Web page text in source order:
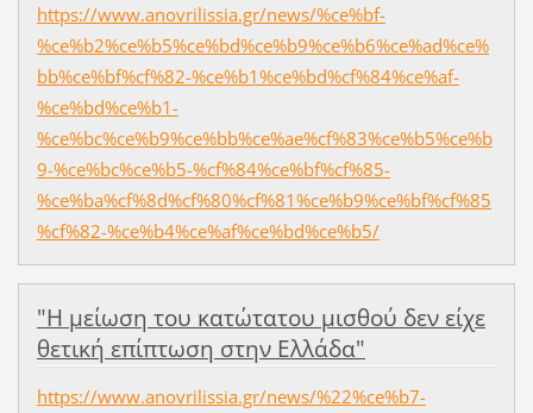
https://www.anovrilissia.gr/news/%ce%bf-
%ce%b2%ce%b5%ce%bd%ce%b9%ce%b6%ce%ad%ce%
bb%ce%bf%cf%82-%ce%b1%ce%bd%cf%84%ce%af-
%ce%bd%ce%b1-
%ce%bc%ce%b9%ce%bb%ce%ae%cf%83%ce%b5%ce%b
9-%ce%bc%ce%b5-%cf%84%ce%bf%cf%85-
%ce%ba%cf%8d%cf%80%cf%81%ce%b9%ce%bf%cf%85
%cf%82-%ce%b4%ce%af%ce%bd%ce%b5/
"Η μείωση του κατώτατου μισθού δεν είχε
θετική επίπτωση στην Ελλάδα"
https://www.anovrilissia.gr/news/%22%ce%b7-